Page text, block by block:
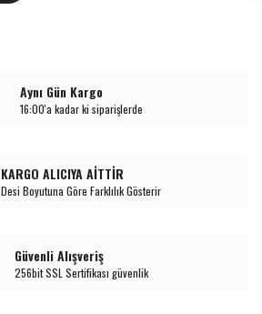
Aynı Gün Kargo
16:00'a kadar ki siparişlerde
KARGO ALICIYA AİTTİR
Desi Boyutuna Göre Farklılık Gösterir
Güvenli Alışveriş
256bit SSL Sertifikası güvenlik